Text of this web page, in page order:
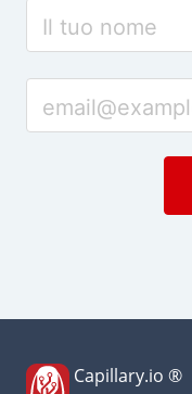
Capillary.io ®